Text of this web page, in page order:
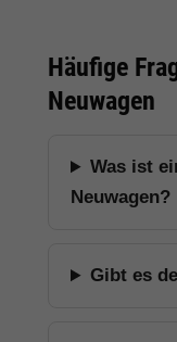
Häufige
Neuwagen
Was ist
Neuwagen?
Gibt es